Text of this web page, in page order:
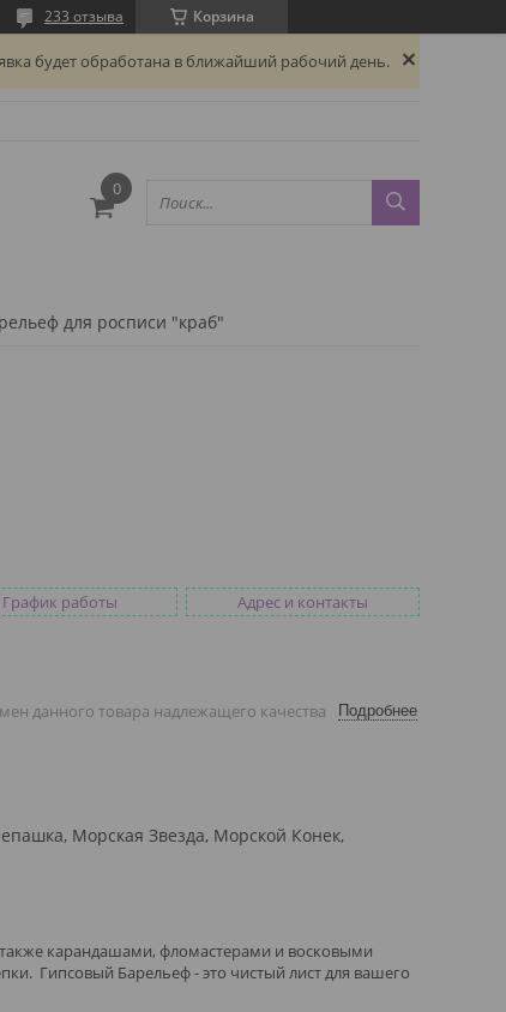
Корзина
233 отзыва
будет обработана в ближайший рабочий день.
для росписи "краб"
График работы
Адрес и контакты
данного товара надлежащего качества Подробнее
Морская Звезда, Морской Конек,
карандашами, фломастерами и восковыми
Гипсовый Барельеф - это чистый лист для вашего